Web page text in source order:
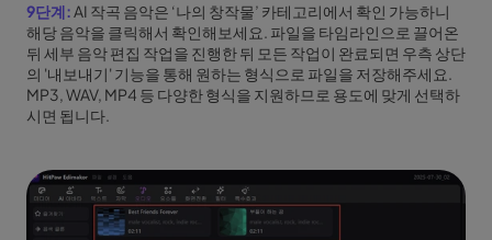
9단계:AI 작곡 음악은 ‘나의 창작물’ 카테고리에서 확인 가능하니
해당 음악을 클릭해서 확인해보세요. 파일을 타임라인으로 끌어온
뒤 세부 음악 편집 작업을 진행한 뒤 모든 작업이 완료되면 우측 상단
의 '내보내기' 기능을 통해 원하는 형식으로 파일을 저장해주세요.
MP3, WAV, MP4 등 다양한 형식을 지원하므로 용도에 맞게 선택하
시면 됩니다.